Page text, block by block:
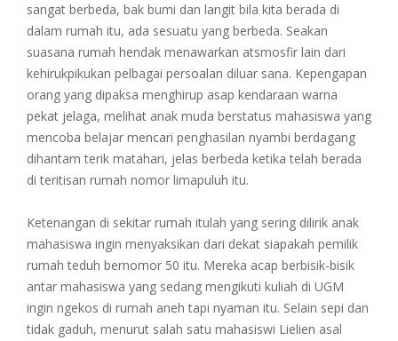
sangat berbeda, bak bumi dan langit bila kita berada di
dalam rumah itu, ada sesuatu yang berbeda. Seakan
suasana rumah hendak menawarkan atsmosfir lain dari
kehirukpikukan pelbagai persoalan diluar sana. Kepengapan
orang yang dipaksa menghirup asap kendaraan warna
pekat jelaga, melihat anak muda berstatus mahasiswa yang
mencoba belajar mencari penghasilan nyambi berdagang
dihantam terik matahari, jelas berbeda ketika telah berada
di teritisan rumah nomor limapuluh itu.
Ketenangan di sekitar rumah itulah yang sering dilirik anak
mahasiswa ingin menyaksikan dari dekat siapakah pemilik
rumah teduh bernomor 50 itu. Mereka acap berbisik-bisik
antar mahasiswa yang sedang mengikuti kuliah di UGM
ingin ngekos di rumah aneh tapi nyaman itu. Selain sepi dan
tidak gaduh, menurut salah satu mahasiswi Lielien asal